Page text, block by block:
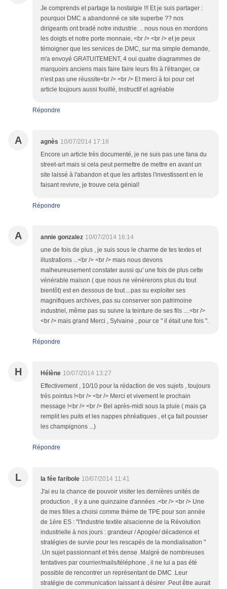
Je comprends et partage ta nostalgie !!! Et je suis partager :
pourquoi DMC a abandonné ce site superbe ?? nos
dirigeants ont bradé notre industrie. .. nous nous en mordons
les doigts et notre porte monnaie, <br /> <br /> et je peux
témoigner que les services de DMC, sur ma simple demande,
m'a envoyé GRATUITEMENT, 4 oui quatre diagrammes de
marquoirs anciens mais faire faire leurs fils à l'étranger, ce
n'est pas une réussite<br /> <br /> Et merci à toi pour cet
article toujours aussi fouillé, instructif et agréable
Répondre
A agnès 10/07/2014 17:16
Encore un article très documenté, je ne suis pas une fana du
street-art mais si cela peut permettre de mettre en avant un
site laissé à l'abandon et que les artistes l'investissent en le
faisant revivre, je trouve cela génial!
Répondre
A annie gonzalez 10/07/2014 16:14
une de fois de plus , je suis sous le charme de tes textes et
illustrations ...<br /> <br /> mais nous devons
malheureusement constater aussi qu' une fois de plus cette
vénérable maison ( que nous ne vénèrerons plus du tout
bientôt) est en dessous de tout....pas su exploiter ses
magnifiques archives, pas su conserver son patrimoine
industriel, même pas su suivre la teinture de ses fils ....<br />
<br /> mais grand Merci , Sylvaine , pour ce " il était une fois ".
Répondre
H Hélène 10/07/2014 13:27
Effectivement , 10/10 pour la rédaction de vos sujets , toujours
trés pointus !<br /> <br /> Merci et vivement le prochain
message !<br /> <br /> Bel après-midi sous la pluie ( mais ça
remplit les puits et les nappes phréatiques , et ça fait pousser
les champignons ...)
Répondre
L la fée faribole 10/07/2014 11:41
J'ai eu la chance de pouvoir visiter les dernières unités de
production , il y a une quinzaine d'années .<br /> <br /> Une
de mes filles a choisi comme thème de TPE pour son année
de 1ère ES : "l'Industrie textile alsacienne de la Révolution
industrielle à nos jours : grandeur / Apogée/ décadence et
stratégies de survie pour les rescapés de la mondialisation "
.Un sujet passionnant et très dense .Malgré de nombreuses
tentatives par courrier/mails/téléphone , il ne lui a pas été
possible de rencontrer un représentant de DMC .Leur
stratégie de communication laissant à désirer .Peut être aurait